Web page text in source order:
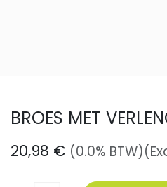
BROES MET
20,98 € (0.0% BTW)